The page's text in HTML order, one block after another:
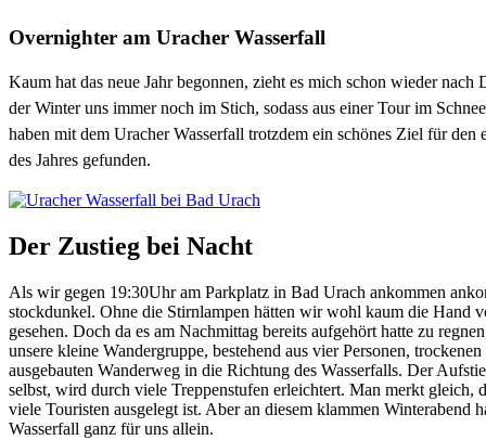
Overnighter am Uracher Wasserfall
Kaum hat das neue Jahr begonnen, zieht es mich schon wieder nach
der Winter uns immer noch im Stich, sodass aus einer Tour im
haben mit dem Uracher Wasserfall trotzdem ein schönes Ziel für den
des Jahres gefunden.
Der Zustieg bei Nacht
Als wir gegen 19:30Uhr am Parkplatz in Bad Urach ankommen
stockdunkel. Ohne die Stirnlampen hätten wir wohl kaum die Hand
gesehen. Doch da es am Nachmittag bereits aufgehört hatte zu
unsere kleine Wandergruppe, bestehend aus vier Personen,
ausgebauten Wanderweg in die Richtung des Wasserfalls. Der
selbst, wird durch viele Treppenstufen erleichtert. Man merkt gleich,
viele Touristen ausgelegt ist. Aber an diesem klammen Winterabend
Wasserfall ganz für uns allein.